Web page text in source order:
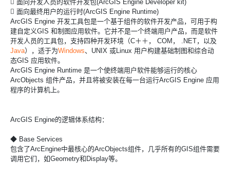
 面向开发人员的软件开发包(ArcGIS Engine Developer kit)
 面向最终用户的运行时(ArcGIS Engine Runtime)
ArcGIS Engine 开发工具包是一个基于组件的软件开发产品，可用于构
建自定义GIS 和制图应用软件。它并不是一个终端用户产品，而是软件
开发人员的工具包，支持四种开发环境（C＋＋， COM， .NET，以及
Java），适于为Windows、UNIX 或Linux 用户构建基础制图和综合动
态GIS 应用软件。
ArcGIS Engine Runtime 是一个使终端用户软件能够运行的核心
ArcObjects 组件产品，并且将被安装在每一台运行ArcGIS Engine 应用
程序的计算机上。
ArcGIS Engine的逻辑体系结构：
◆ Base Services
包含了ArcEngine中最核心的ArcObjects组件，几乎所有的GIS组件需要
调用它们，如Geometry和Display等。